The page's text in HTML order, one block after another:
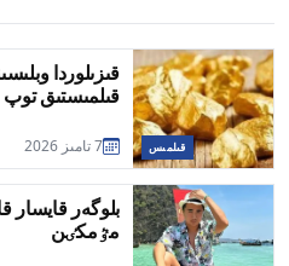
قىلمىس
قىزىلوردا
قىلمىستىق
7 تامىز 2026
مٷمكٸن